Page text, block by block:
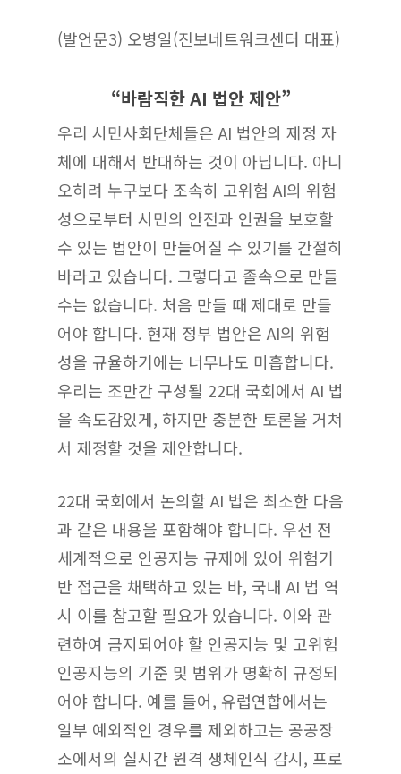
(발언문3) 오병일(진보네트워크센터 대표)
“바람직한 AI 법안 제안”
우리 시민사회단체들은 AI 법안의 제정 자
체에 대해서 반대하는 것이 아닙니다. 아니
오히려 누구보다 조속히 고위험 AI의 위험
성으로부터 시민의 안전과 인권을 보호할
수 있는 법안이 만들어질 수 있기를 간절히
바라고 있습니다. 그렇다고 졸속으로 만들
수는 없습니다. 처음 만들 때 제대로 만들
어야 합니다. 현재 정부 법안은 AI의 위험
성을 규율하기에는 너무나도 미흡합니다.
우리는 조만간 구성될 22대 국회에서 AI 법
을 속도감있게, 하지만 충분한 토론을 거쳐
서 제정할 것을 제안합니다.
22대 국회에서 논의할 AI 법은 최소한 다음
과 같은 내용을 포함해야 합니다. 우선 전
세계적으로 인공지능 규제에 있어 위험기
반 접근을 채택하고 있는 바, 국내 AI 법 역
시 이를 참고할 필요가 있습니다. 이와 관
련하여 금지되어야 할 인공지능 및 고위험
인공지능의 기준 및 범위가 명확히 규정되
어야 합니다. 예를 들어, 유럽연합에서는
일부 예외적인 경우를 제외하고는 공공장
소에서의 실시간 원격 생체인식 감시, 프로